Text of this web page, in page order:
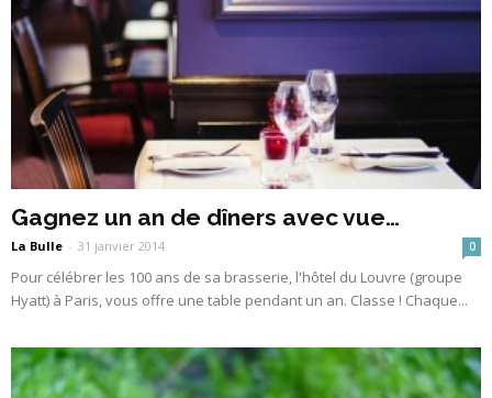
Gagnez un an de dîners avec vue…
La Bulle - 31 janvier 2014 0
Pour célébrer les 100 ans de sa brasserie, l'hôtel du Louvre (groupe
Hyatt) à Paris, vous offre une table pendant un an. Classe ! Chaque...